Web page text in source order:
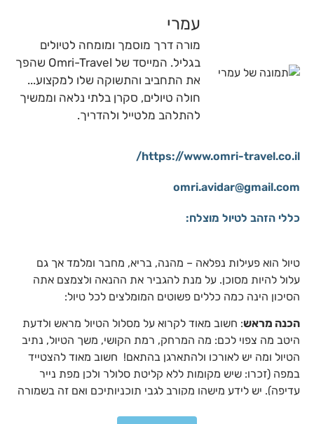
עמרי
מורה דרך מוסמך ומומחה לטיולים
בגליל. המייסד של Omri-Travel שהפך
את התחביב והתשוקה שלו למקצוע...
חולה טיולים, סקרן בלתי נלאה וממשיך
להתלהב מלטייל ולהדריך.
https://www.omri-travel.co.il/
omri.avidar@gmail.com
כללי הזהב לטיול מוצלח:
טיול הוא פעילות נפלאה – מהנה, בריא, מחבר ומלמד אך גם
עלול להיות מסוכן. על מנת להגביר את ההנאה ולצמצם אתה
הסיכון הינה כמה כללים פשוטים המומלצים לכל טיול:
הכנה מראש: חשוב מאוד לקרוא על מסלול הטיול מראש ולדעת
היטב מה צפוי לכם: מה המרחק, רמת הקושי, משך הטיול, נתיב
הטיול ומה יש לאורכו ולהתארגן בהתאם! חשוב מאוד להצטייד
במפה (זכרו: שיש מקומות ללא קליטת סלולר ולכן מפת נייר
עדיפה). יש לידע מישהו מקורב לגבי תוכניותיכם ואם זה בשמורה